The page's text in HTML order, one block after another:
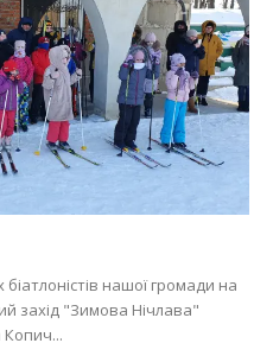
нашої громади на
захід "Зимова Нічлава"
Копич...